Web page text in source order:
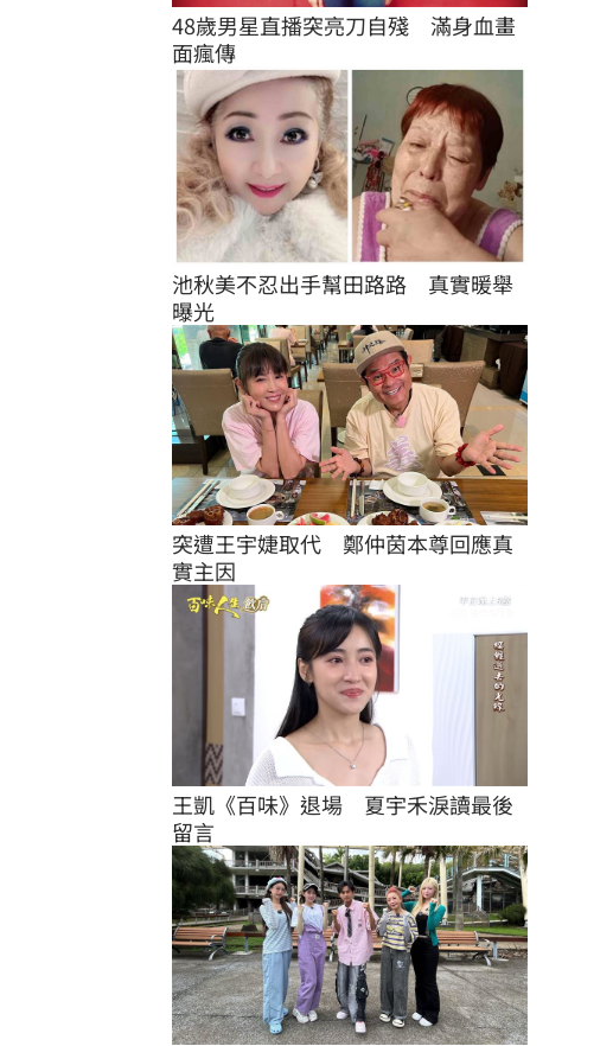
48歲男星直播突亮刀自殘　滿身血畫
面瘋傳
池秋美不忍出手幫田路路　真實暖舉
曝光
突遭王宇婕取代　鄭仲茵本尊回應真
實主因
王凱《百味》退場　夏宇禾淚讀最後
留言